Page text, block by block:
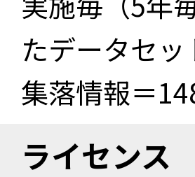
たデータセ
集落情報＝
ライセンス